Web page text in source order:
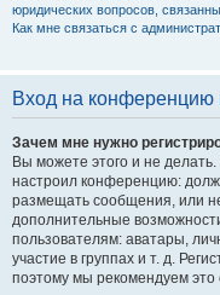
юридических вопросов,
Как мне связаться с
Вход на конференцию
Зачем мне нужно
Вы можете этого и не делать.
настроил конференцию:
размещать сообщения, или
дополнительные
пользователям: аватары,
участие в группах и т. д.
поэтому мы рекомендуем это